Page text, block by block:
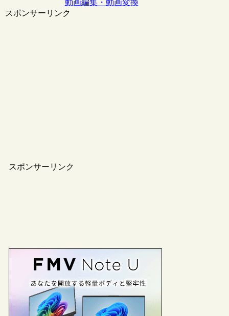
動画編集・動画変換
スポンサーリンク
スポンサーリンク